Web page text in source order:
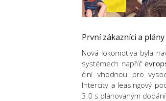
První zákazníci a
Nová lokomotiva byla
systémech napříč
činí vhodnou pro
Intercity a leasingový
3.0 s plánovaným